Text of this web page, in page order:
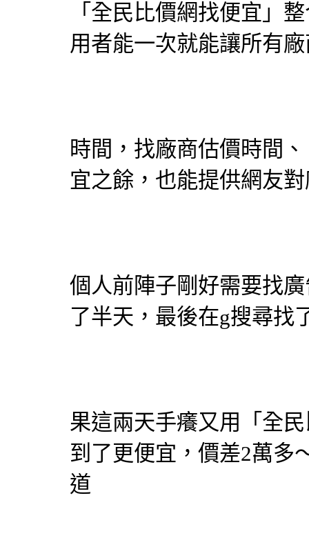
「 全民比價網找便宜」
用者能一次就能讓所有
時間，找廠商估價時間
宜之餘，也能提供網友
個人前陣子剛好需要找
了半天，最後在g搜尋找
果這兩天手癢又用「 全
到了更便宜，價差2萬多
道